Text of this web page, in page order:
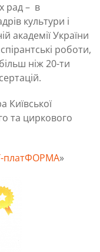
рад – в
культури і
академії України
роботи,
ніж 20-ти
Київської
та циркового
платФОРМА»